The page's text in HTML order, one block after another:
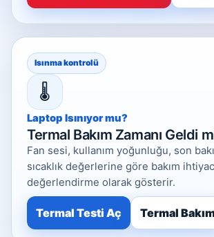
Isınma kontrolü
🌡️
Laptop Isınıyor mu?
Termal Bakım Zamanı Geldi
Fan sesi, kullanım yoğunluğu, son
sıcaklık değerlerine göre bakım
değerlendirme olarak gösterir.
Termal Testi Aç Termal